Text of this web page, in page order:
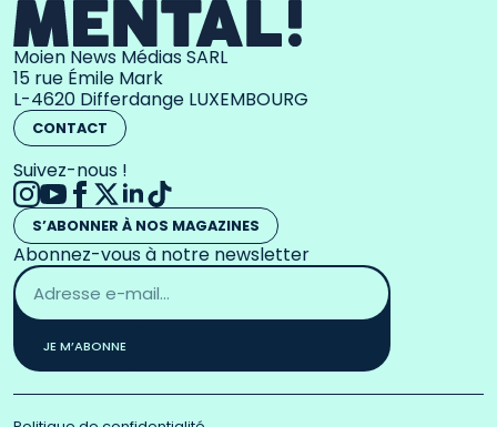
Moien News Médias SARL
15 rue Émile Mark
L-4620 Differdange LUXEMBOURG
CONTACT
Suivez-nous !
S’ABONNER À NOS MAGAZINES
Abonnez-vous à notre newsletter
Adresse
email
*
JE M’ABONNE